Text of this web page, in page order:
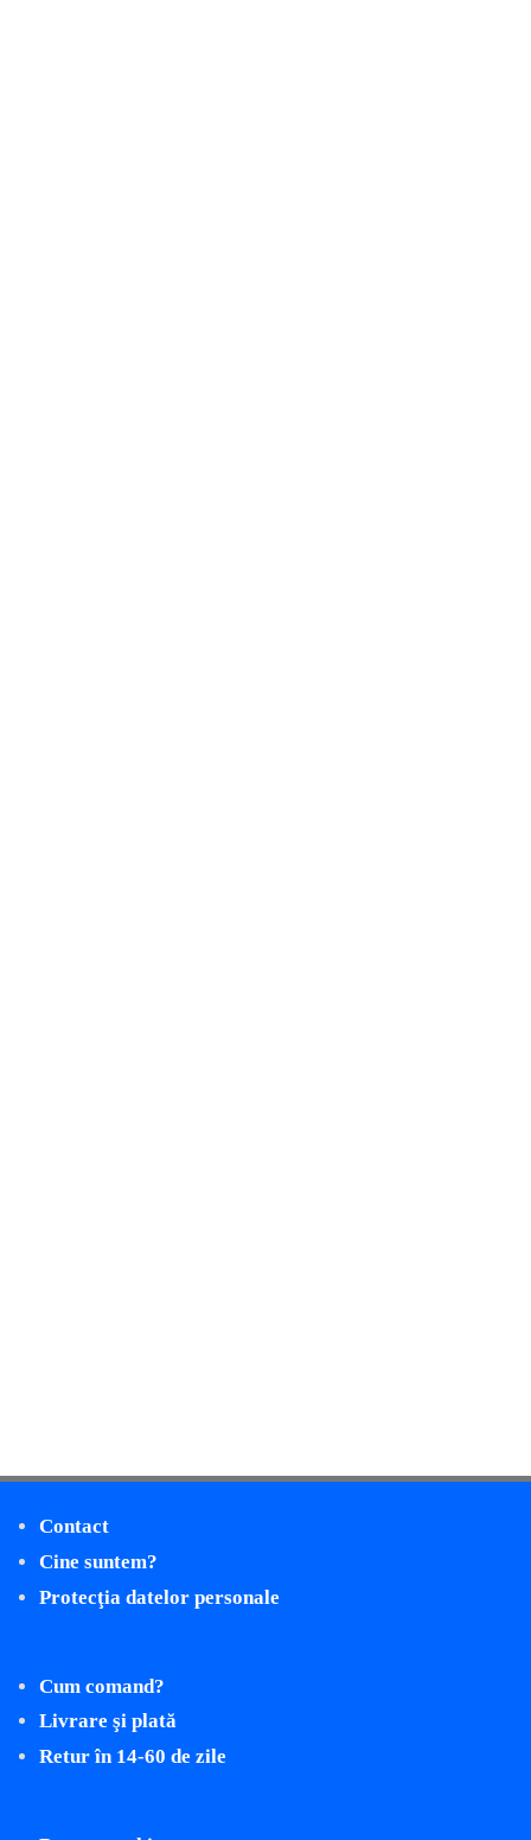
Contact
Cine suntem?
Protecţia datelor personale
Cum comand?
Livrare şi plată
Retur în 14-60 de zile